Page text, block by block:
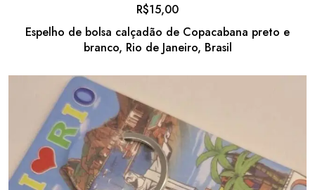
Espelho de bolsa calçadão de Copacabana preto e
branco, Rio de Janeiro, Brasil
R$15,00